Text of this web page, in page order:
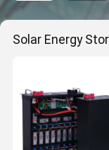
Solar Energy